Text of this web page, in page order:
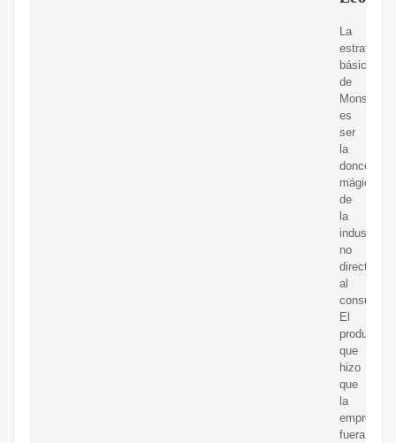
La
estrategia
básica
de
Monsanto
es
ser
la
doncella
mágica
de
la
industria,
no
directa
al
El
producto
que
hizo
que
la
empresa
fuera